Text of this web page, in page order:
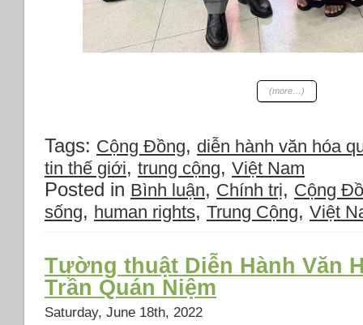
(more…)
Tags: Cộng Đồng, diễn hành văn hóa
tin thế giới, trung cộng, Việt Nam
Posted in Bình luận, Chính trị, Cộng
sống, human rights, Trung Cộng, Việt
Tường thuật Diễn Hành Văn
Trần Quán Niệm
Saturday, June 18th, 2022